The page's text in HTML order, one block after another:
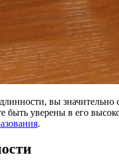
вы значительно
уверены в его
.